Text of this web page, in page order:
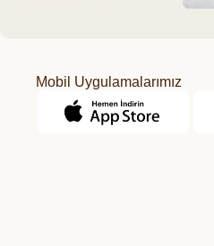
Mobil Uygulamalarımız